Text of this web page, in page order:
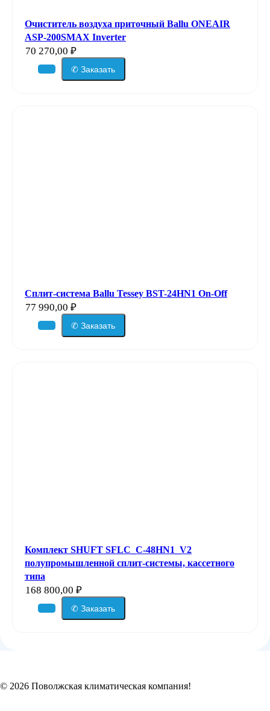
Очиститель воздуха приточный Ballu ONEAIR
ASP-200SMAX Inverter
70 270,00 ₽
✆ Заказать
Сплит-система Ballu Tessey BST-24HN1 On-Off
77 990,00 ₽
✆ Заказать
Комплект SHUFT SFLC_C-48HN1_V2
полупромышленной сплит-системы, кассетного
типа
168 800,00 ₽
✆ Заказать
© 2026 Поволжская климатическая компания!